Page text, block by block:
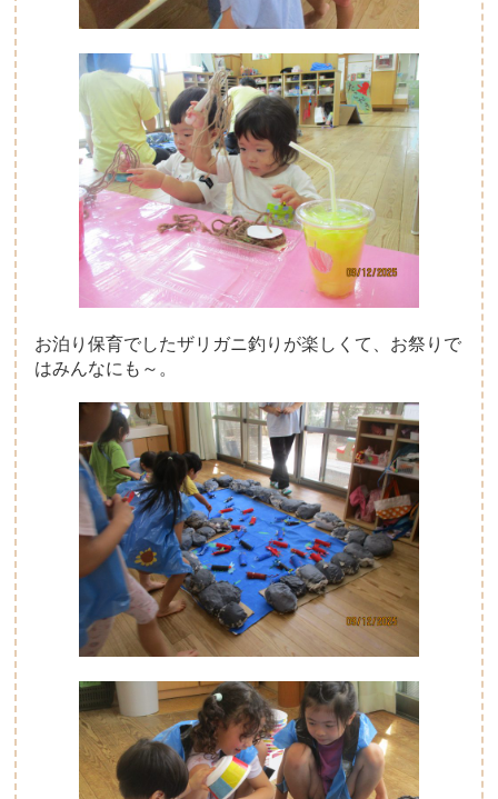
お泊り保育でしたザリガニ釣りが楽しくて、お祭りで
はみんなにも～。